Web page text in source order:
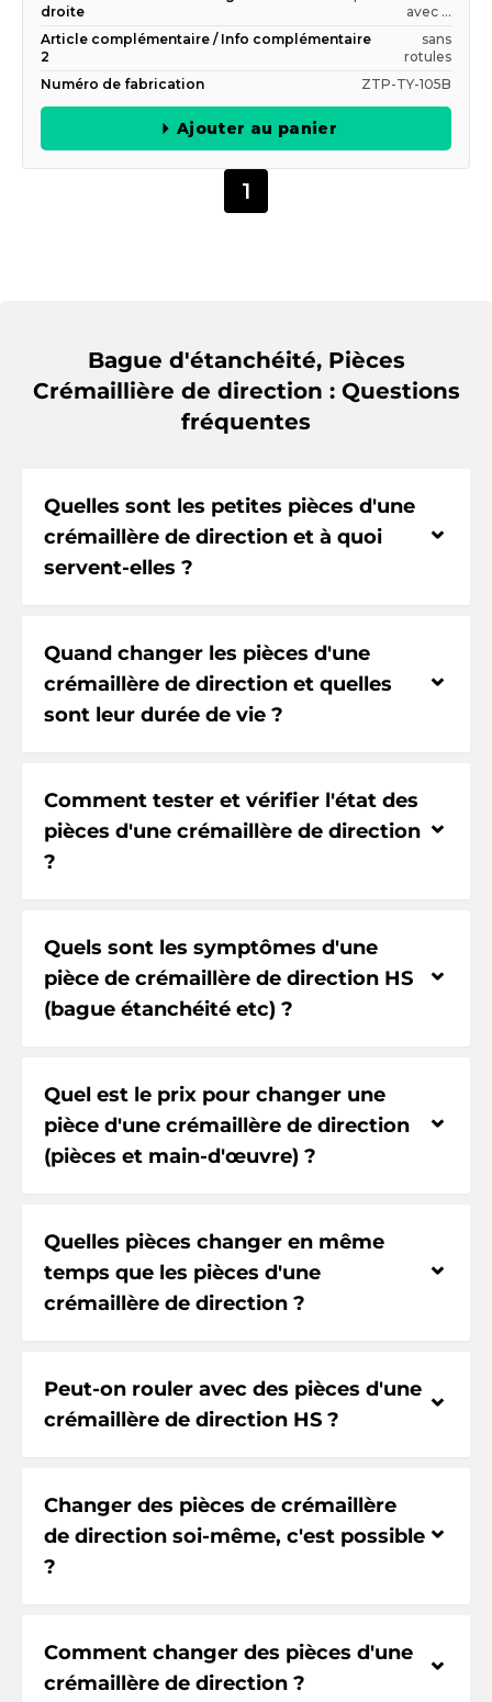
droite
avec ...
Article complémentaire / Info complémentaire
2
sans
rotules
Numéro de fabrication
ZTP-TY-105B
Ajouter au panier
1
Bague d'étanchéité, Pièces
Crémaillière de direction : Questions
fréquentes
Quelles sont les petites pièces d'une
crémaillère de direction et à quoi
servent-elles ?
⌃
Quand changer les pièces d'une
crémaillère de direction et quelles
sont leur durée de vie ?
⌃
Comment tester et vérifier l'état des
pièces d'une crémaillère de direction
?
⌃
Quels sont les symptômes d'une
pièce de crémaillère de direction HS
(bague étanchéité etc) ?
⌃
Quel est le prix pour changer une
pièce d'une crémaillère de direction
(pièces et main-d'œuvre) ?
⌃
Quelles pièces changer en même
temps que les pièces d'une
crémaillère de direction ?
⌃
Peut-on rouler avec des pièces d'une
crémaillère de direction HS ?
⌃
Changer des pièces de crémaillère
de direction soi-même, c'est possible
?
⌃
Comment changer des pièces d'une
crémaillère de direction ?
⌃